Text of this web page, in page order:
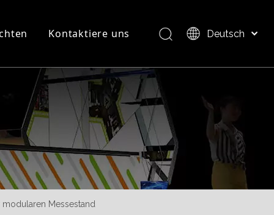
Produktübersicht
Kontaktiere uns Deutsch
العربية
日本語
Pусский
Nederlands
Português
Español
Messestand